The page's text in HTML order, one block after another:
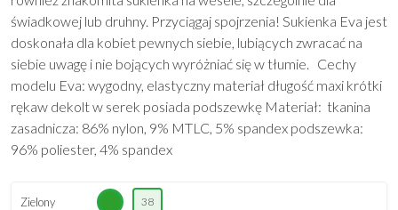
świadkowej lub druhny. Przyciągaj spojrzenia! Sukienka Eva jest
doskonała dla kobiet pewnych siebie, lubiących zwracać na
siebie uwagę i nie bojących wyróżniać się w tłumie. Cechy
modelu Eva: wygodny, elastyczny materiał długość maxi krótki
rękaw dekolt w serek posiada podszewkę Materiał: tkanina
zasadnicza: 86% nylon, 9% MTLC, 5% spandex podszewka:
96% poliester, 4% spandex
Zielony 38